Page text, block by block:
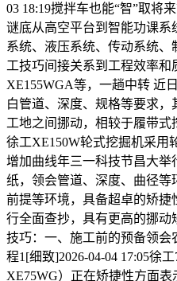
03 18:19搅拌车也能“智”取将
谜底从高空平台到智能功课
系统、液压系统、传动系统
工技巧间接关系到工程效率和
XE155WGA等，一趟中转 近
白管道、深度、规格等要求
工地之间挪动，相较于履带式
徐工XE150W轮式挖掘机采用
增加曲线年三一科技节昌大举
纸，领会管道、深度、曲径
前提等环境，具备超卓的矫
行全面查抄，具有更高的挪
技巧：一、施工前的预备领
程1[细致]2026-04-04 17:05徐
XE75WG）正在矫捷性方面表